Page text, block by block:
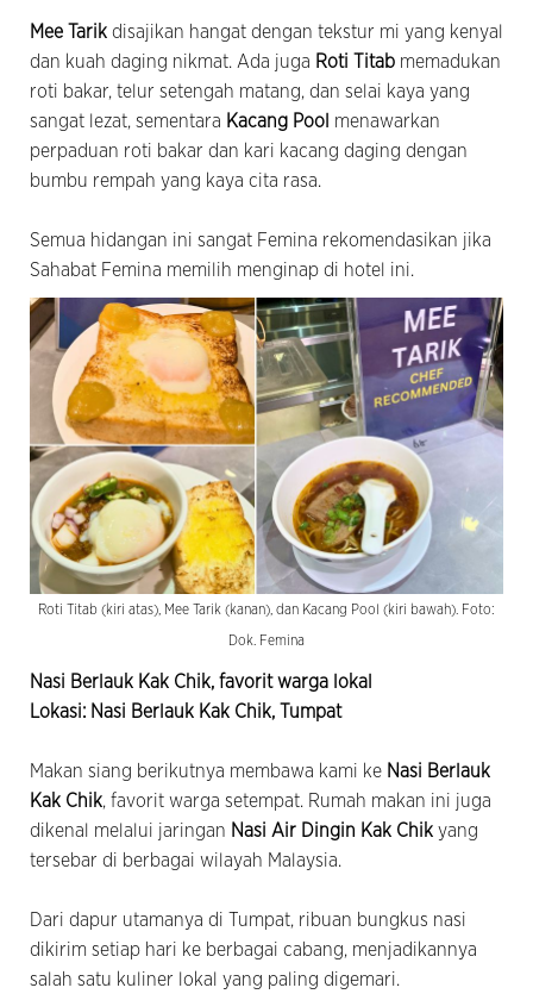
Mee Tarik disajikan hangat dengan tekstur mi yang kenyal
dan kuah daging nikmat. Ada juga Roti Titab memadukan
roti bakar, telur setengah matang, dan selai kaya yang
sangat lezat, sementara Kacang Pool menawarkan
perpaduan roti bakar dan kari kacang daging dengan
bumbu rempah yang kaya cita rasa.
Semua hidangan ini sangat Femina rekomendasikan jika
Sahabat Femina memilih menginap di hotel ini.
Roti Titab (kiri atas), Mee Tarik (kanan), dan Kacang Pool (kiri bawah). Foto:
Dok. Femina
Nasi Berlauk Kak Chik, favorit warga lokal
Lokasi: Nasi Berlauk Kak Chik, Tumpat
Makan siang berikutnya membawa kami ke Nasi Berlauk
Kak Chik, favorit warga setempat. Rumah makan ini juga
dikenal melalui jaringan Nasi Air Dingin Kak Chik yang
tersebar di berbagai wilayah Malaysia.
Dari dapur utamanya di Tumpat, ribuan bungkus nasi
dikirim setiap hari ke berbagai cabang, menjadikannya
salah satu kuliner lokal yang paling digemari.